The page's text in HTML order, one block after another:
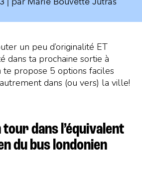
un peu d’originalité ET
dans ta prochaine sortie à
te propose 5 options faciles
dans (ou vers) la ville!
tour dans l’équivalent
du bus londonien